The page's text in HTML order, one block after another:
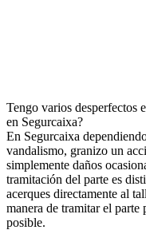
Tengo varios desperfectos
en Segurcaixa?
En Segurcaixa
vandalismo, granizo un
simplemente daños
tramitación del parte es
acerques directamente al
manera de tramitar el parte
posible.